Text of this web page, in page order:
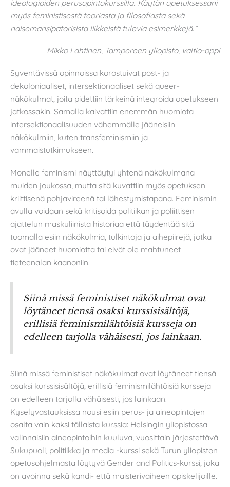
ideologioiden perusopintokurssilla. Käytän opetuksessani
myös feministisestä teoriasta ja filosofiasta sekä
naisemansipatorisista liikkeistä tulevia esimerkkejä.”
Mikko Lahtinen, Tampereen yliopisto, valtio-oppi
Syventävissä opinnoissa korostuivat post- ja
dekoloniaaliset, intersektionaaliset sekä queer-
näkökulmat, joita pidettiin tärkeinä integroida opetukseen
jatkossakin. Samalla kaivattiin enemmän huomiota
intersektionaalisuuden vähemmälle jääneisiin
näkökulmiin, kuten transfeminismiin ja
vammaistutkimukseen.
Monelle feminismi näyttäytyi yhtenä näkökulmana
muiden joukossa, mutta sitä kuvattiin myös opetuksen
kriittisenä pohjavireenä tai lähestymistapana. Feminismin
avulla voidaan sekä kritisoida politiikan ja poliittisen
ajattelun maskuliinista historiaa että täydentää sitä
tuomalla esiin näkökulmia, tulkintoja ja aihepiirejä, jotka
ovat jääneet huomiotta tai eivät ole mahtuneet
tieteenalan kaanoniin.
Siinä missä feministiset näkökulmat ovat
löytäneet tiensä osaksi kurssisisältöjä,
erillisiä feminismilähtöisiä kursseja on
edelleen tarjolla vähäisesti, jos lainkaan.
Siinä missä feministiset näkökulmat ovat löytäneet tiensä
osaksi kurssisisältöjä, erillisiä feminismilähtöisiä kursseja
on edelleen tarjolla vähäisesti, jos lainkaan.
Kyselyvastauksissa nousi esiin perus- ja aineopintojen
osalta vain kaksi tällaista kurssia: Helsingin yliopistossa
valinnaisiin aineopintoihin kuuluva, vuosittain järjestettävä
Sukupuoli, politiikka ja media -kurssi sekä Turun yliopiston
opetusohjelmasta löytyvä Gender and Politics-kurssi, joka
on avoinna sekä kandi- että maisterivaiheen opiskelijoille.